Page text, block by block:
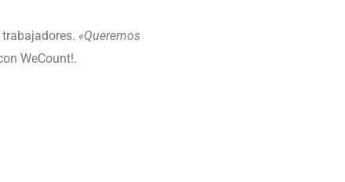
«Queremos
WeCount!.